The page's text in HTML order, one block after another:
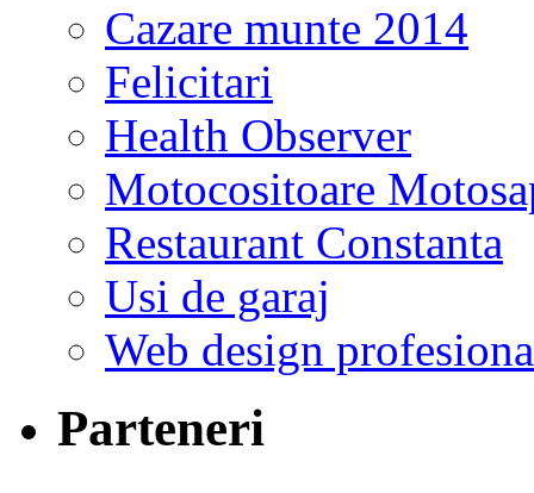
Cazare munte 2014
Felicitari
Health Observer
Motocositoare
Restaurant Constanta
Usi de garaj
Web design
Parteneri